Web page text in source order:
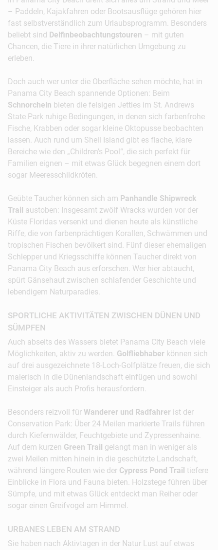
– Paddeln, Kajakfahren oder Bootsausflüge gehören hier
fast selbstverständlich zum Urlaubsprogramm. Besonders
beliebt sind Delfinbeobachtungstouren – mit guten
Chancen, die Tiere in ihrer natürlichen Umgebung zu
erleben.
Doch auch wer unter die Oberfläche sehen möchte, hat in
Panama City Beach spannende Optionen: Beim
Schnorcheln bieten die felsigen Jetties im St. Andrews
State Park ruhige Bedingungen, in denen sich farbenfrohe
Fische, Krabben oder sogar kleine Oktopusse beobachten
lassen. Auch rund um Shell Island gibt es flache, klare
Bereiche wie den „Children’s Pool“, die sich perfekt für
Familien eignen – mit etwas Glück begegnen einem dort
sogar Meeresschildkröten.
Geübte Taucher können sich am Panhandle Shipwreck
Trail austoben: Insgesamt zwölf Wracks wurden vor der
Küste Floridas versenkt und dienen heute als künstliche
Riffe, die von farbenprächtigen Korallen, Schwämmen und
tropischen Fischen bevölkert sind. Fünf dieser ehemaligen
Schlepper und Kriegsschiffe können Taucher direkt von
Panama City Beach aus erforschen. Wer hier abtaucht,
spürt Gänsehaut zwischen schlafender Geschichte und
lebendigem Naturparadies.
SPORTLICHE AKTIVITÄTEN ZWISCHEN DÜNEN UND
SÜMPFEN
Auch abseits des Wassers bietet Panama City Beach viele
Möglichkeiten, aktiv zu werden. Golfliebhaber können sich
auf drei ausgezeichnete 18-Loch-Golfplätze freuen, die sich
malerisch in die Dünenlandschaft einfügen und sowohl
Einsteiger als auch Profis herausfordern.
Besonders reizvoll für Wanderer und Radfahrer ist der
Conservation Park: Über 24 Meilen markierte Trails führen
durch Kiefernwälder, Feuchtgebiete und Zypressenhaine.
Auf dem kurzen Green Trail gelangt man in weniger als
zwei Meilen mitten hinein in die geschützte Landschaft,
während längere Routen wie der Cypress Pond Trail tiefere
Einblicke in Flora und Fauna bieten. Holzstege führen über
Sümpfe, und mit etwas Glück entdeckt man Reiher oder
sogar einen Greifvogel am Himmel.
URBANES LEBEN AM STRAND
Sie haben nach Aktivtagen in der Natur Lust auf etwas